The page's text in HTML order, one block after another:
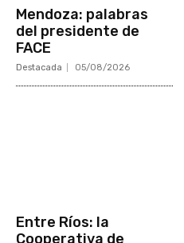
Mendoza: palabras
del presidente de
FACE
Destacada 05/08/2026
Entre Ríos: la
Cooperativa de